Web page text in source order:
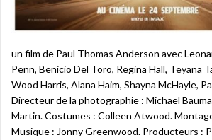
un film de Paul Thomas Anderson avec
Penn, Benicio Del Toro, Regina Hall, Teyana
Wood Harris, Alana Haim, Shayna McHayle,
Directeur de la photographie : Michael
Martin. Costumes : Colleen Atwood.
Musique : Jonny Greenwood. Producteurs :